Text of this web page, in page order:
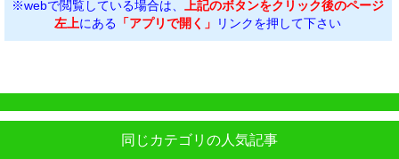
※webで閲覧している場合は、
上記のボタンをクリック後のページ
左上にある 「アプリで開く」 リンクを押して下さい
同じカテゴリの人気記事